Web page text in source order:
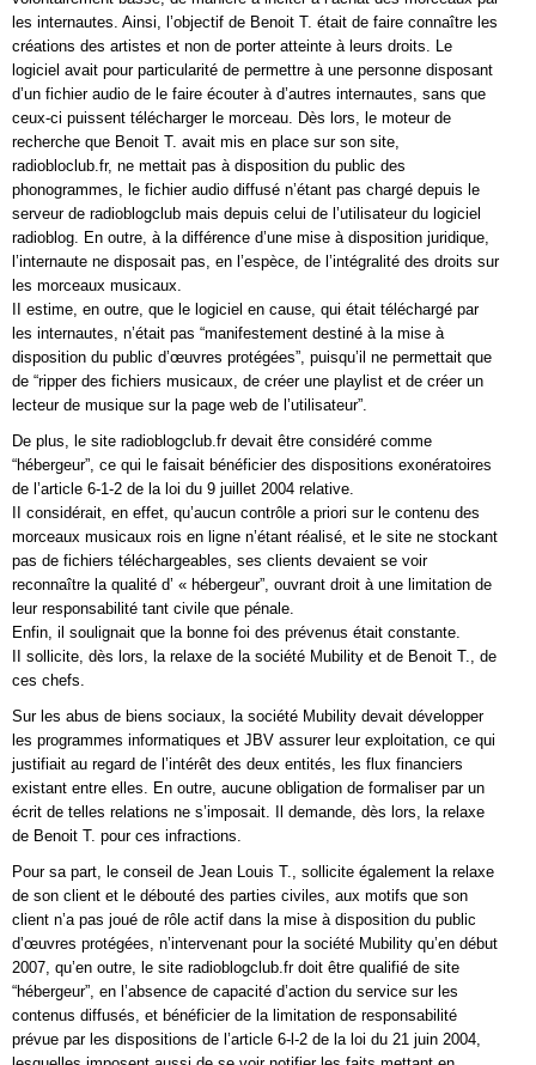
les internautes. Ainsi, l’objectif de Benoit T. était de faire connaître les
créations des artistes et non de porter atteinte à leurs droits. Le
logiciel avait pour particularité de permettre à une personne disposant
d’un fichier audio de le faire écouter à d’autres internautes, sans que
ceux-ci puissent télécharger le morceau. Dès lors, le moteur de
recherche que Benoit T. avait mis en place sur son site,
radiobloclub.fr, ne mettait pas à disposition du public des
phonogrammes, le fichier audio diffusé n’étant pas chargé depuis le
serveur de radioblogclub mais depuis celui de l’utilisateur du logiciel
radioblog. En outre, à la différence d’une mise à disposition juridique,
l’internaute ne disposait pas, en l’espèce, de l’intégralité des droits sur
les morceaux musicaux.
II estime, en outre, que le logiciel en cause, qui était téléchargé par
les internautes, n’était pas “manifestement destiné à la mise à
disposition du public d’œuvres protégées”, puisqu’il ne permettait que
de “ripper des fichiers musicaux, de créer une playlist et de créer un
lecteur de musique sur la page web de l’utilisateur”.
De plus, le site radioblogclub.fr devait être considéré comme
“hébergeur”, ce qui le faisait bénéficier des dispositions exonératoires
de l’article 6-1-2 de la loi du 9 juillet 2004 relative.
II considérait, en effet, qu’aucun contrôle a priori sur le contenu des
morceaux musicaux rois en ligne n’étant réalisé, et le site ne stockant
pas de fichiers téléchargeables, ses clients devaient se voir
reconnaître la qualité d’ « hébergeur”, ouvrant droit à une limitation de
leur responsabilité tant civile que pénale.
Enfin, il soulignait que la bonne foi des prévenus était constante.
II sollicite, dès lors, la relaxe de la société Mubility et de Benoit T., de
ces chefs.
Sur les abus de biens sociaux, la société Mubility devait développer
les programmes informatiques et JBV assurer leur exploitation, ce qui
justifiait au regard de l’intérêt des deux entités, les flux financiers
existant entre elles. En outre, aucune obligation de formaliser par un
écrit de telles relations ne s’imposait. Il demande, dès lors, la relaxe
de Benoit T. pour ces infractions.
Pour sa part, le conseil de Jean Louis T., sollicite également la relaxe
de son client et le débouté des parties civiles, aux motifs que son
client n’a pas joué de rôle actif dans la mise à disposition du public
d’œuvres protégées, n’intervenant pour la société Mubility qu’en début
2007, qu’en outre, le site radioblogclub.fr doit être qualifié de site
“hébergeur”, en l’absence de capacité d’action du service sur les
contenus diffusés, et bénéficier de la limitation de responsabilité
prévue par les dispositions de l’article 6-l-2 de la loi du 21 juin 2004,